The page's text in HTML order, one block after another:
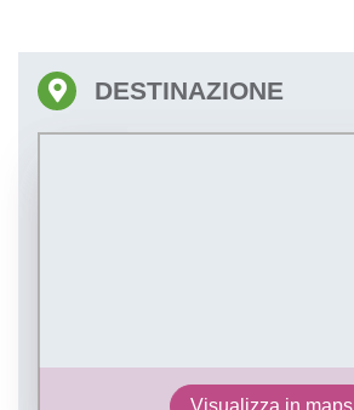
DESTINAZIONE
Visualizza in maps